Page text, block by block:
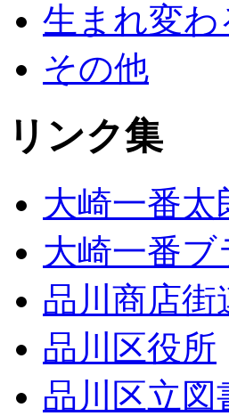
生まれ変わ
その他
リンク集
大崎一番太
大崎一番ブ
品川商店街
品川区役所
品川区立図